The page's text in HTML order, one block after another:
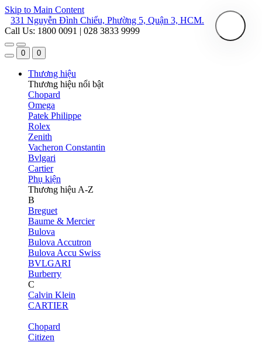
Skip to Main Content
331 Nguyễn Đình Chiểu, Phường 5, Quận 3, HCM.
Call Us: 1800 0091 | 028 3833 9999
0 0
Thương hiệu
Thương hiệu nổi bật
Chopard
Omega
Patek Philippe
Rolex
Zenith
Vacheron Constantin
Bvlgari
Cartier
Phụ kiện
Thương hiệu A-Z
B
Breguet
Baume & Mercier
Bulova
Bulova Accutron
Bulova Accu Swiss
BVLGARI
Burberry
C
Calvin Klein
CARTIER
Chopard
Citizen